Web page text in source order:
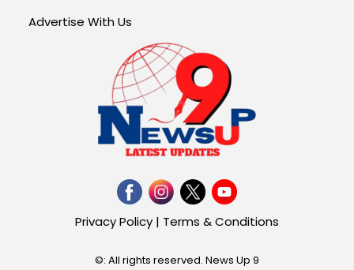
Advertise With Us
Privacy Policy | Terms & Conditions
©: All rights reserved. News Up 9